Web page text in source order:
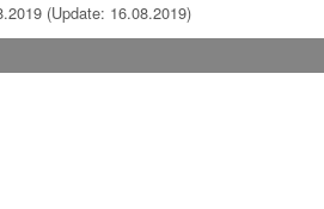
(Update: 16.08.2019)